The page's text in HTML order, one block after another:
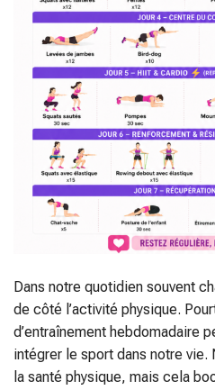
Dans notre quotidien souvent
de côté l’activité physique.
d’entraînement hebdomadaire
intégrer le sport dans notre
la santé physique, mais cela